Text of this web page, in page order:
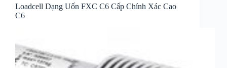
Loadcell Dạng Uốn FXC C6 Cấp Chính Xác Cao
C6